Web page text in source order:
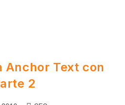
Anchor Text con
2